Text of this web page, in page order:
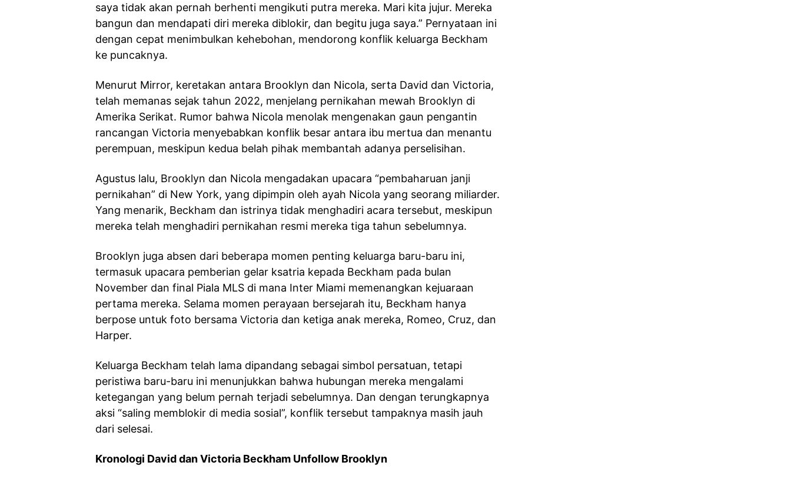
saya tidak akan pernah berhenti mengikuti putra mereka. Mari kita jujur. Mereka
bangun dan mendapati diri mereka diblokir, dan begitu juga saya.” Pernyataan ini
dengan cepat menimbulkan kehebohan, mendorong konflik keluarga Beckham
ke puncaknya.
Menurut Mirror, keretakan antara Brooklyn dan Nicola, serta David dan Victoria,
telah memanas sejak tahun 2022, menjelang pernikahan mewah Brooklyn di
Amerika Serikat. Rumor bahwa Nicola menolak mengenakan gaun pengantin
rancangan Victoria menyebabkan konflik besar antara ibu mertua dan menantu
perempuan, meskipun kedua belah pihak membantah adanya perselisihan.
Agustus lalu, Brooklyn dan Nicola mengadakan upacara “pembaharuan janji
pernikahan” di New York, yang dipimpin oleh ayah Nicola yang seorang miliarder.
Yang menarik, Beckham dan istrinya tidak menghadiri acara tersebut, meskipun
mereka telah menghadiri pernikahan resmi mereka tiga tahun sebelumnya.
Brooklyn juga absen dari beberapa momen penting keluarga baru-baru ini,
termasuk upacara pemberian gelar ksatria kepada Beckham pada bulan
November dan final Piala MLS di mana Inter Miami memenangkan kejuaraan
pertama mereka. Selama momen perayaan bersejarah itu, Beckham hanya
berpose untuk foto bersama Victoria dan ketiga anak mereka, Romeo, Cruz, dan
Harper.
Keluarga Beckham telah lama dipandang sebagai simbol persatuan, tetapi
peristiwa baru-baru ini menunjukkan bahwa hubungan mereka mengalami
ketegangan yang belum pernah terjadi sebelumnya. Dan dengan terungkapnya
aksi “saling memblokir di media sosial”, konflik tersebut tampaknya masih jauh
dari selesai.
Kronologi David dan Victoria Beckham Unfollow Brooklyn